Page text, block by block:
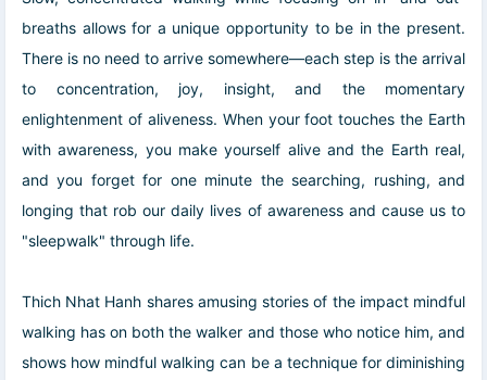
breaths allows for a unique opportunity to be in the present.
There is no need to arrive somewhere—each step is the arrival
to concentration, joy, insight, and the momentary
enlightenment of aliveness. When your foot touches the Earth
with awareness, you make yourself alive and the Earth real,
and you forget for one minute the searching, rushing, and
longing that rob our daily lives of awareness and cause us to
"sleepwalk" through life.
Thich Nhat Hanh shares amusing stories of the impact mindful
walking has on both the walker and those who notice him, and
shows how mindful walking can be a technique for diminishing